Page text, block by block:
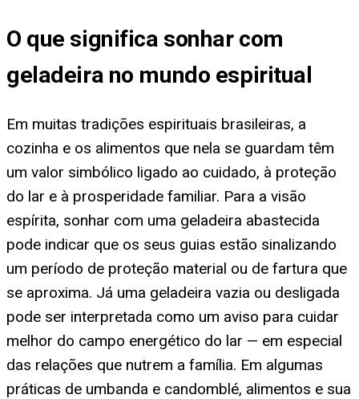
O que significa sonhar com
geladeira no mundo espiritual
Em muitas tradições espirituais brasileiras, a
cozinha e os alimentos que nela se guardam têm
um valor simbólico ligado ao cuidado, à proteção
do lar e à prosperidade familiar. Para a visão
espírita, sonhar com uma geladeira abastecida
pode indicar que os seus guias estão sinalizando
um período de proteção material ou de fartura que
se aproxima. Já uma geladeira vazia ou desligada
pode ser interpretada como um aviso para cuidar
melhor do campo energético do lar — em especial
das relações que nutrem a família. Em algumas
práticas de umbanda e candomblé, alimentos e sua